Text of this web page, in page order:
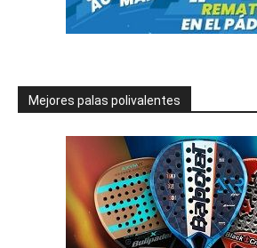
Mejores palas polivalentes